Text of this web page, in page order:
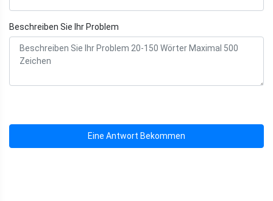
Beschreiben Sie Ihr Problem
Eine Antwort Bekommen